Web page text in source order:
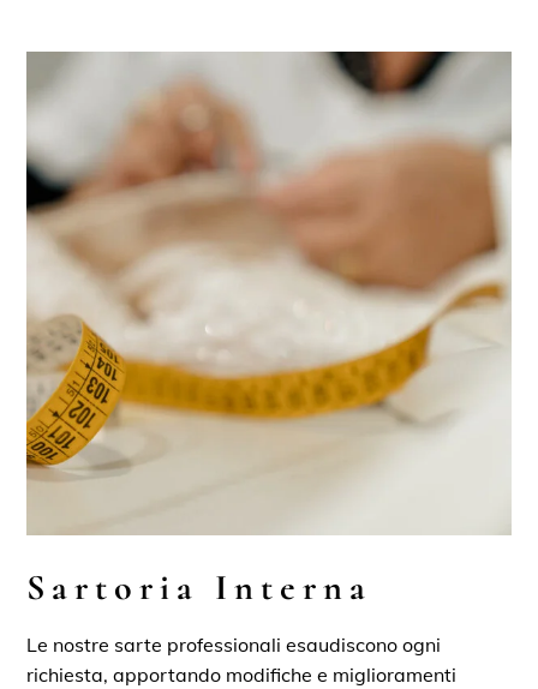
Sartoria Interna
Le nostre sarte professionali esaudiscono ogni
richiesta, apportando modifiche e miglioramenti